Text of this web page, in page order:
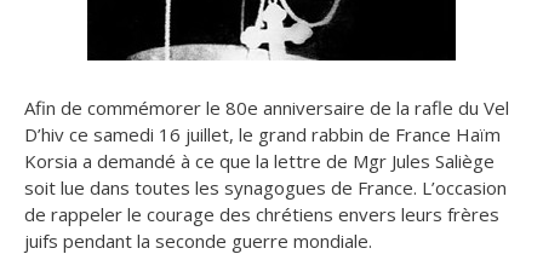
Afin de commémorer le 80e anniversaire de la rafle du Vel
D’hiv ce samedi 16 juillet, le grand rabbin de France Haïm
Korsia a demandé à ce que la lettre de Mgr Jules Saliège
soit lue dans toutes les synagogues de France. L’occasion
de rappeler le courage des chrétiens envers leurs frères
juifs pendant la seconde guerre mondiale.